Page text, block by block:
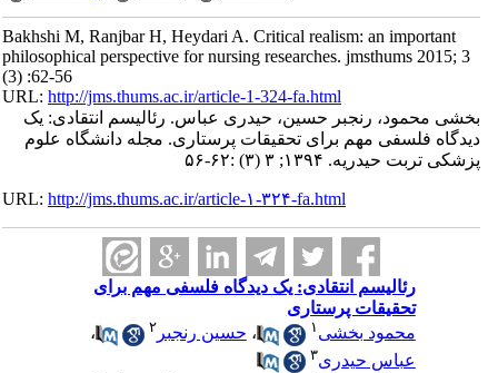
Bakhshi M, Ranjbar H, Heydari A. Critical realism: an
philosophical perspective for nursing researches. jmsthums
(3) :62-56
URL:http://jms.thums.ac.ir/article-1-324-fa.html
رنجبر حسین، حیدری عباس. رئالیسم انتقادی: یک
فلسفی مهم برای تحقیقات پرستاری. مجله دانشگاه علوم
حیدریه. ۱۳۹۴; ۳ (۳) :۶۲-۵۶
URL:http://jms.thums.ac.ir/article-۱-۳۲۴-fa.html
رئالیسم انتقادی: یک دیدگاه فلسفی مهم برای
تحقیقات پرستاری
محمود بخشی ۱ ، حسین رنجبر
،
عباس حیدری